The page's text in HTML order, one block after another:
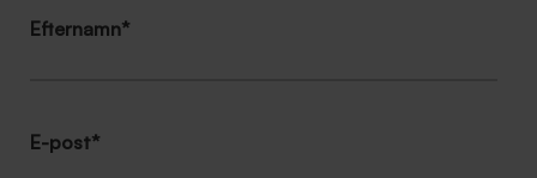
Efternamn*
E-post*